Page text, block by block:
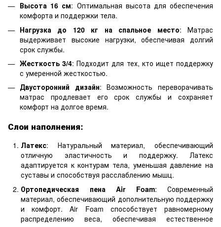
Высота 16 см: Оптимальная высота для обеспечения
комфорта и поддержки тела.
Нагрузка до 120 кг на спальное место: Матрас
выдерживает высокие нагрузки, обеспечивая долгий
срок службы.
Жесткость 3/4: Подходит для тех, кто ищет поддержку
с умеренной жесткостью.
Двусторонний дизайн: Возможность переворачивать
матрас продлевает его срок службы и сохраняет
комфорт на долгое время.
Слои наполнения:
Латекс: Натуральный материал, обеспечивающий
отличную эластичность и поддержку. Латекс
адаптируется к контурам тела, уменьшая давление на
суставы и способствуя расслаблению мышц.
Ортопедическая пена Air Foam: Современный
материал, обеспечивающий дополнительную поддержку
и комфорт. Air Foam способствует равномерному
распределению веса, обеспечивая естественное